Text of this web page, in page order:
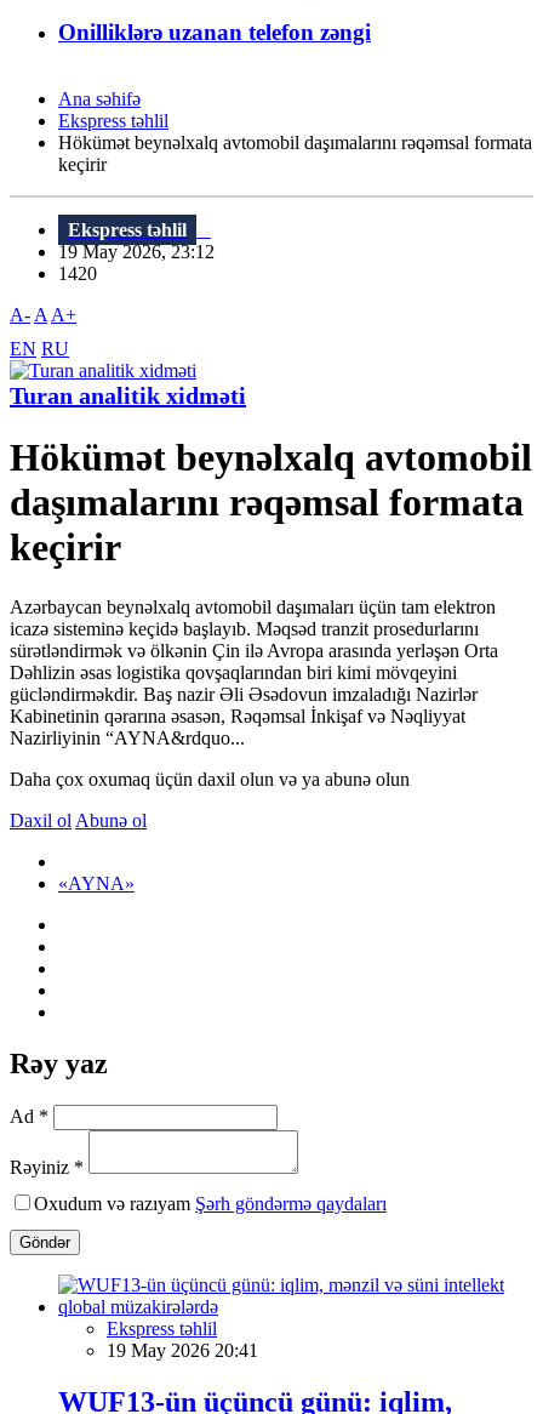
Onilliklərə uzanan telefon zəngi
Ana səhifə
Ekspress təhlil
Hökümət beynəlxalq avtomobil daşımalarını rəqəmsal formata
keçirir
Ekspress təhlil
19 May 2026, 23:12
1420
A- A A+
EN RU
Turan analitik xidməti
Hökümət beynəlxalq avtomobil
daşımalarını rəqəmsal formata
keçirir
Azərbaycan beynəlxalq avtomobil daşımaları üçün tam elektron
icazə sisteminə keçidə başlayıb. Məqsəd tranzit prosedurlarını
sürətləndirmək və ölkənin Çin ilə Avropa arasında yerləşən Orta
Dəhlizin əsas logistika qovşaqlarından biri kimi mövqeyini
gücləndirməkdir. Baş nazir Əli Əsədovun imzaladığı Nazirlər
Kabinetinin qərarına əsasən, Rəqəmsal İnkişaf və Nəqliyyat
Nazirliyinin “AYNA&rdquo...
Daha çox oxumaq üçün daxil olun və ya abunə olun
Daxil ol Abunə ol
«AYNA»
Rəy yaz
Ad *
Rəyiniz *
Oxudum və razıyam Şərh göndərmə qaydaları
Göndər
Ekspress təhlil
19 May 2026 20:41
WUF13-ün üçüncü günü: iqlim,